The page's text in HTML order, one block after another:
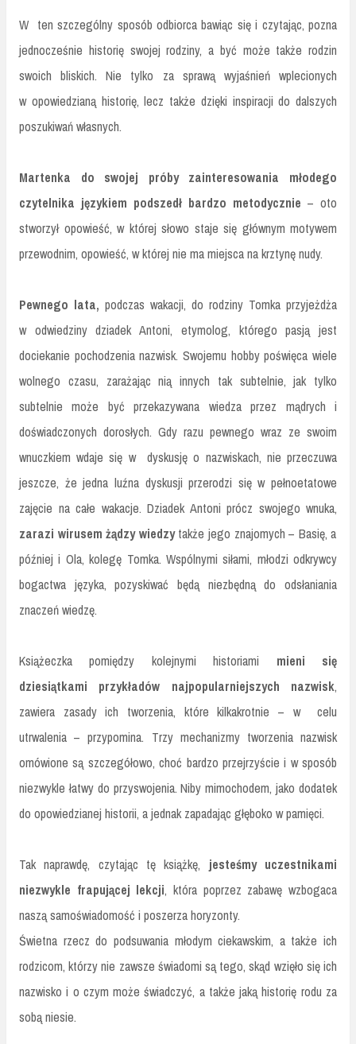
W ten szczególny sposób odbiorca bawiąc się i czytając, pozna
jednocześnie historię swojej rodziny, a być może także rodzin
swoich bliskich. Nie tylko za sprawą wyjaśnień wplecionych
w opowiedzianą historię, lecz także dzięki inspiracji do dalszych
poszukiwań własnych.
Martenka do swojej próby zainteresowania młodego
czytelnika językiem podszedł bardzo metodycznie – oto
stworzył opowieść, w której słowo staje się głównym motywem
przewodnim, opowieść, w której nie ma miejsca na krztynę nudy.
Pewnego lata, podczas wakacji, do rodziny Tomka przyjeżdża
w odwiedziny dziadek Antoni, etymolog, którego pasją jest
dociekanie pochodzenia nazwisk. Swojemu hobby poświęca wiele
wolnego czasu, zarażając nią innych tak subtelnie, jak tylko
subtelnie może być przekazywana wiedza przez mądrych i
doświadczonych dorosłych. Gdy razu pewnego wraz ze swoim
wnuczkiem wdaje się w dyskusję o nazwiskach, nie przeczuwa
jeszcze, że jedna luźna dyskusji przerodzi się w pełnoetatowe
zajęcie na całe wakacje. Dziadek Antoni prócz swojego wnuka,
zarazi wirusem żądzy wiedzytakże jego znajomych – Basię, a
później i Ola, kolegę Tomka. Wspólnymi siłami, młodzi odkrywcy
bogactwa języka, pozyskiwać będą niezbędną do odsłaniania
znaczeń wiedzę.
Książeczka pomiędzy kolejnymi historiami mieni się
dziesiątkami przykładów najpopularniejszych nazwisk,
zawiera zasady ich tworzenia, które kilkakrotnie – w celu
utrwalenia – przypomina. Trzy mechanizmy tworzenia nazwisk
omówione są szczegółowo, choć bardzo przejrzyście i w sposób
niezwykle łatwy do przyswojenia. Niby mimochodem, jako dodatek
do opowiedzianej historii, a jednak zapadając głęboko w pamięci.
Tak naprawdę, czytając tę książkę, jesteśmy uczestnikami
niezwykle frapującej lekcji, która poprzez zabawę wzbogaca
naszą samoświadomość i poszerza horyzonty.
Świetna rzecz do podsuwania młodym ciekawskim, a także ich
rodzicom, którzy nie zawsze świadomi są tego, skąd wzięło się ich
nazwisko i o czym może świadczyć, a także jaką historię rodu za
sobą niesie.